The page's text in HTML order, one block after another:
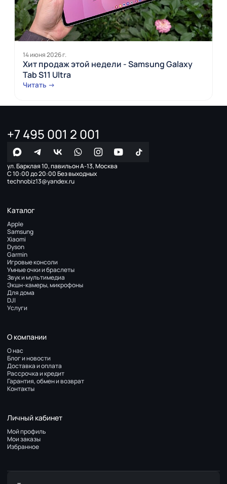
14 июня 2026 г.
Хит продаж этой недели - Samsung Galaxy
Tab S11 Ultra
Читать →
+7 495 001 2 001
ул. Барклая 10, павильон А-13, Москва
С 10:00 до 20:00 Без выходных
technobiz13@yandex.ru
Каталог
Apple
Samsung
Xiaomi
Dyson
Garmin
Игровые консоли
Умные очки и браслеты
Звук и мультимедиа
Экшн-камеры, микрофоны
Для дома
DJI
Услуги
О компании
О нас
Блог и новости
Доставка и оплата
Рассрочка и кредит
Гарантия, обмен и возврат
Контакты
Личный кабинет
Мой профиль
Мои заказы
Избранное